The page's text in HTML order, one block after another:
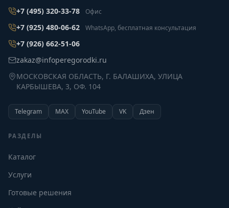
+7 (495) 320-33-78 Офис
+7 (925) 480-06-62 WhatsApp, бесплатная консультация
+7 (926) 662-51-06
zakaz@infoperegorodki.ru
МОСКОВСКАЯ ОБЛАСТЬ, Г. БАЛАШИХА, УЛИЦА
КАРБЫШЕВА, 3, ОФ. 104
Telegram MAX YouTube VK Дзен
РАЗДЕЛЫ
Каталог
Услуги
Готовые решения